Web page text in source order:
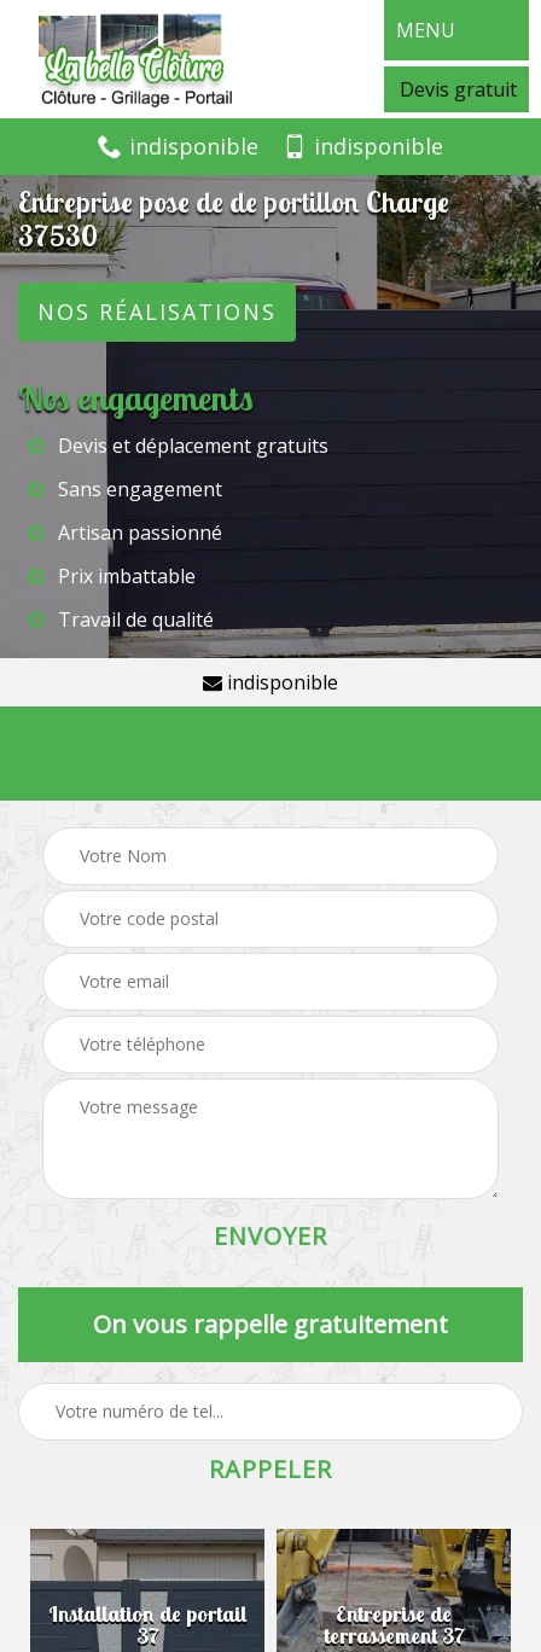
MENU
Devis gratuit
indisponible indisponible
Entreprise pose de de portillon Charge
37530
NOS RÉALISATIONS
Nos engagements
Devis et déplacement gratuits
Sans engagement
Artisan passionné
Prix imbattable
Travail de qualité
indisponible
On vous rappelle gratuitement
Installation de portail
37
Entreprise de
terrassement 37